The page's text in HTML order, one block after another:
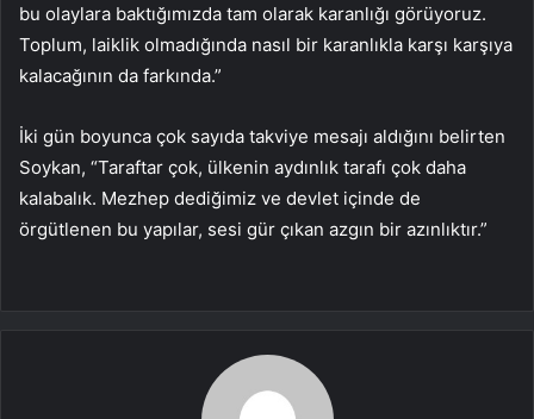
bu olaylara baktığımızda tam olarak karanlığı görüyoruz.
Toplum, laiklik olmadığında nasıl bir karanlıkla karşı karşıya
kalacağının da farkında.”
İki gün boyunca çok sayıda takviye mesajı aldığını belirten
Soykan, “Taraftar çok, ülkenin aydınlık tarafı çok daha
kalabalık. Mezhep dediğimiz ve devlet içinde de
örgütlenen bu yapılar, sesi gür çıkan azgın bir azınlıktır.”